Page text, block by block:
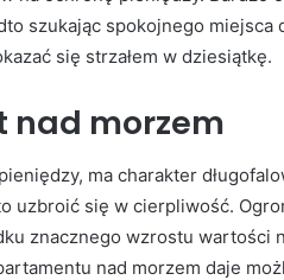
szukając spokojnego miejsca
się strzałem w dziesiątkę.
nad morzem
ma charakter
uzbroić się w cierpliwość.
znacznego wzrostu wartości
nad morzem daje